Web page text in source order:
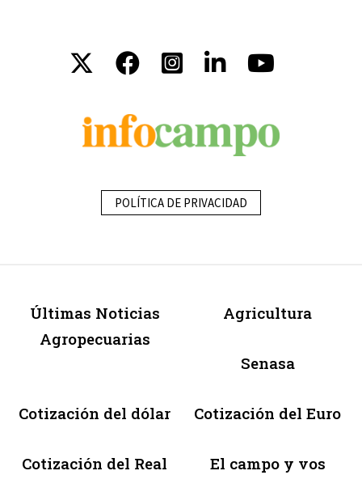
POLÍTICA DE PRIVACIDAD
Últimas Noticias
Agropecuarias
Agricultura
Senasa
Cotización del dólar Cotización del Euro
Cotización del Real El campo y vos